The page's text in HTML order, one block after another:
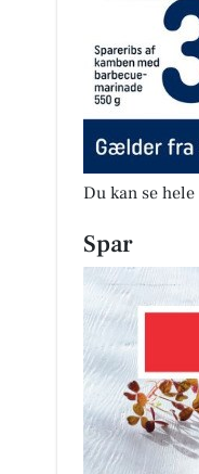
Du kan se hele
Spar